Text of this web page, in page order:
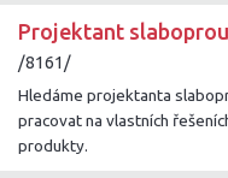
Projektant
/8161/
Hledáme projektanta
pracovat na vlastních
produkty.